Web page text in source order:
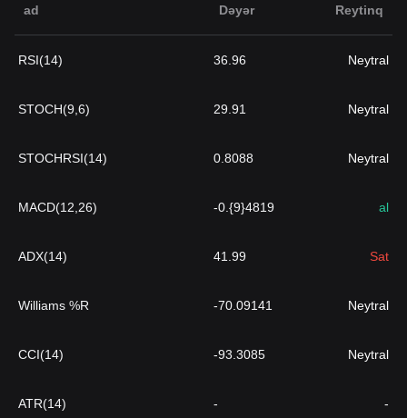
ad Dəyər Reytinq
RSI(14) 36.96 Neytral
STOCH(9,6) 29.91 Neytral
STOCHRSI(14) 0.8088 Neytral
MACD(12,26) -0.{9}4819 al
ADX(14) 41.99 Sat
Williams %R -70.09141 Neytral
CCI(14) -93.3085 Neytral
ATR(14) - -